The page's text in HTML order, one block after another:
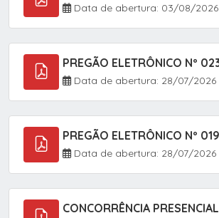
Data de abertura: 03/08/2026
Data de abertura: 28/07/2026
Data de abertura: 28/07/2026